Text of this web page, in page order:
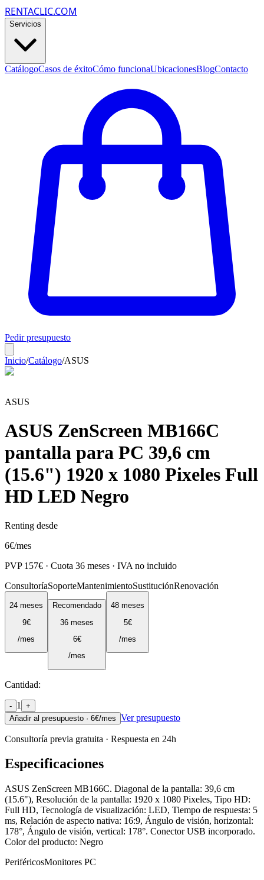
RENTACLIC.COM
Servicios
CatálogoCasos de éxitoCómo funcionaUbicacionesBlogContacto
Pedir presupuesto
Inicio/Catálogo/ASUS
ASUS
ASUS ZenScreen MB166C
pantalla para PC 39,6 cm
(15.6") 1920 x 1080 Pixeles Full
HD LED Negro
Renting desde
6€/mes
PVP 157€ · Cuota 36 meses · IVA no incluido
ConsultoríaSoporteMantenimientoSustituciónRenovación
24 meses
9€
/mes
Recomendado
36 meses
6€
/mes
48 meses
5€
/mes
Cantidad:
- 1
+
Añadir al presupuesto · 6€/mes Ver presupuesto
Consultoría previa gratuita · Respuesta en 24h
Especificaciones
ASUS ZenScreen MB166C. Diagonal de la pantalla: 39,6 cm
(15.6"), Resolución de la pantalla: 1920 x 1080 Pixeles, Tipo HD:
Full HD, Tecnología de visualización: LED, Tiempo de respuesta: 5
ms, Relación de aspecto nativa: 16:9, Ángulo de visión, horizontal:
178°, Ángulo de visión, vertical: 178°. Conector USB incorporado.
Color del producto: Negro
PeriféricosMonitores PC